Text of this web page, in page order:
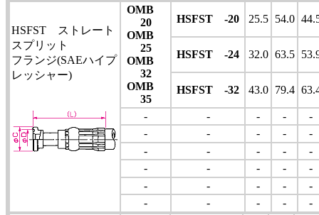
HSFST ストレート
スプリット
フランジ(SAEハイプ
レッシャー)
OMB
20
OMB
25
OMB
32
OMB
35
HSFST -20 25.5 54.0
HSFST -24 32.0 63.5
HSFST -32 43.0 79.4
- - - -
-
-
- - -
-
-
- - -
-
-
- - -
-
-
- - -
-
-
- - - -